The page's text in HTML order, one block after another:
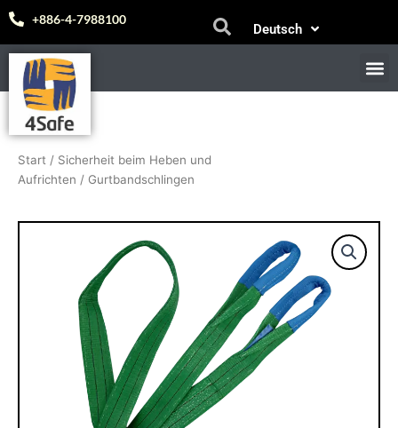
Zum
Inhalt
springen
+886-4-7988100
Deutsch
中文 (台灣)
Start / Sicherheit beim Heben und
Aufrichten / Gurtbandschlingen